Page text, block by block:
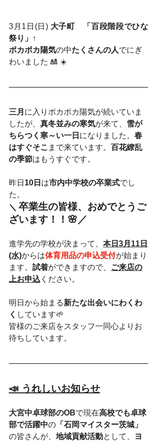
3月1日(日) 大子町　「百段階段でひな
祭り」↑
ポカポカ陽気の中たくさんの人でにぎ
わいました 🎎 ☀️
三月 に入りポカポカ陽気が続いていま
したが、 真冬並みの寒気が来て、 雪が
ちらつく寒～い一日 になりました。 春
はすぐそこ まで来ています。 百花繚乱
の季節はもうすぐです。
昨日 10日 は市内中学校の卒業式でし
た。
＼ 卒業生の皆様、おめでとうご
ざいます！！🌸／
進学先の学校が決まって、 本日3月11日
(水)からは体育用品の申込受付が始まり
ます。 試着ができますので、
ご来店の
上お申込 ください。
明日から始まる新たな出会いにわくわ
く しています🌱
皆様のご来店をスタッフ一同心よりお
待ちしています。
📣 うれしいお知らせ
大宮中卓球部のOBで現在高校でも卓球
部で活躍中の 「石岡マイスター茨城」
の皆さんが、 地域貢献活動として、
ヨ